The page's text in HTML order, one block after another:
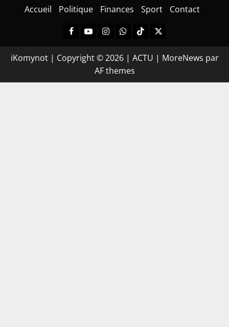
Accueil Politique Finances Sport Contact
iKomynot | Copyright © 2026 | ACTU | MoreNews par
AF themes